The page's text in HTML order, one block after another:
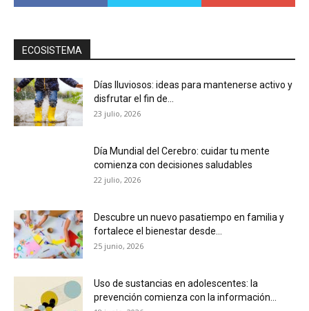
ECOSISTEMA
Días lluviosos: ideas para mantenerse activo y
disfrutar el fin de...
23 julio, 2026
Día Mundial del Cerebro: cuidar tu mente
comienza con decisiones saludables
22 julio, 2026
Descubre un nuevo pasatiempo en familia y
fortalece el bienestar desde...
25 junio, 2026
Uso de sustancias en adolescentes: la
prevención comienza con la información...